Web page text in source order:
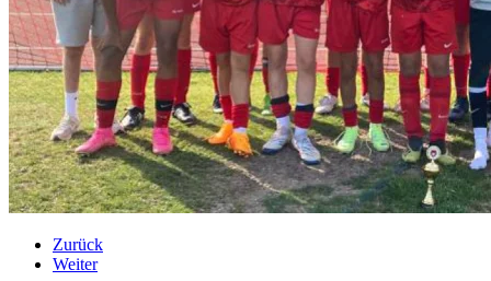
Zurück
Weiter